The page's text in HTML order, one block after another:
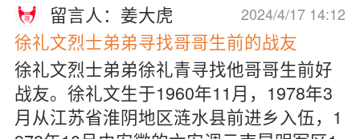
2024/4/17 14:12
留言人：姜大虎
徐礼文烈士弟弟寻找哥哥生前的战友
徐礼文烈士弟弟徐礼青寻找他哥哥生前好
战友。徐礼文生于1960年11月，1978年3
月从江苏省淮阴地区涟水县前进乡入伍，1